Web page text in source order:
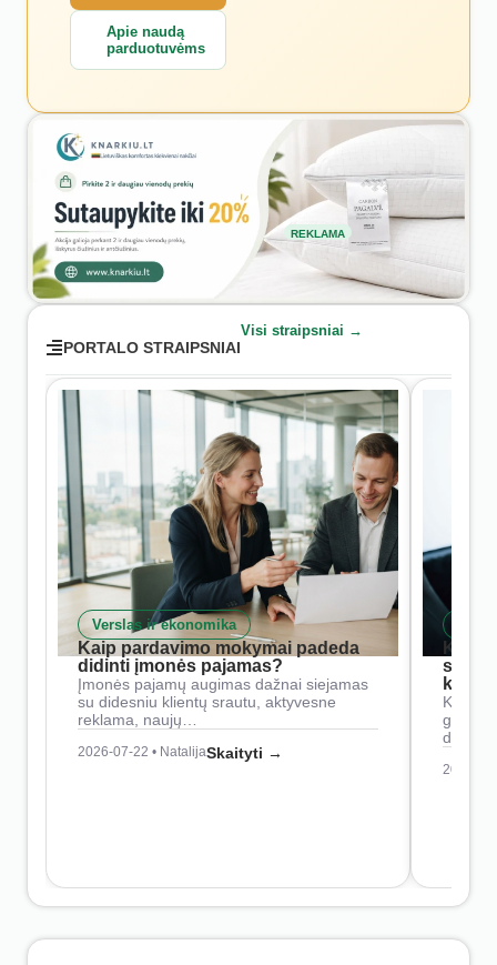
Apie naudą
parduotuvėms
REKLAMA
PORTALO STRAIPSNIAI
Visi straipsniai →
Verslas ir ekonomika
Kaip pardavimo mokymai padeda
didinti įmonės pajamas?
Įmonės pajamų augimas dažnai siejamas
su didesniu klientų srautu, aktyvesne
reklama, naujų…
2026-07-22 • NatalijaSkaityti →
Kaip
2026-